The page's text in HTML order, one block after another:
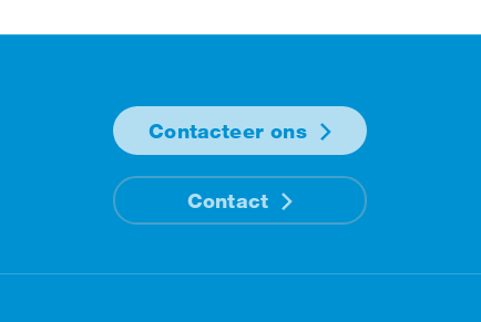
Contacteer ons
Contact